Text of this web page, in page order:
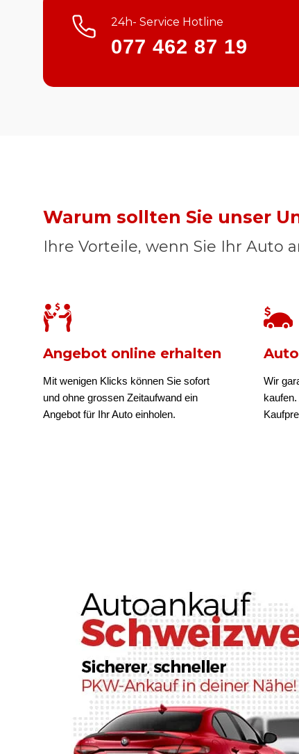
24h- Service Hotline
077 462 87 19
Warum sollten Sie unser
Ihre Vorteile, wenn Sie Ihr Auto
Angebot online erhalten
Mit wenigen Klicks können Sie sofort
und ohne grossen Zeitaufwand ein
Angebot für Ihr Auto einholen.
Wir